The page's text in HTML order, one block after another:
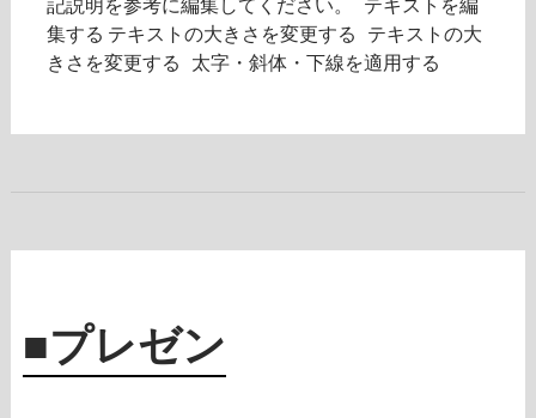
集する テキストの大きさを変更する テキストの大
きさを変更する 太字・斜体・下線を適用する
■プレゼン